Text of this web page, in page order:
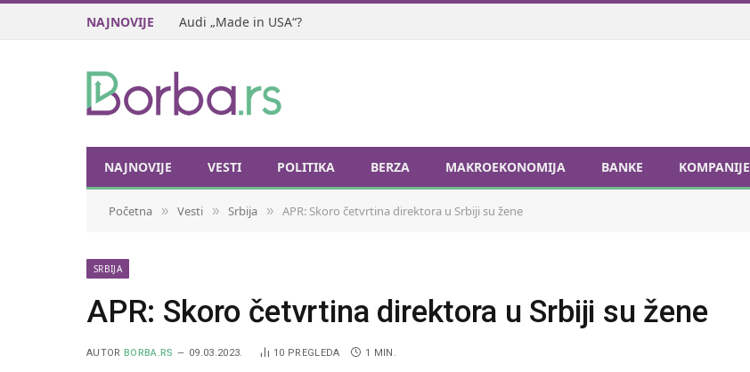
NAJNOVIJE Audi „Made in USA“?
NAJNOVIJE VESTI POLITIKA BERZA MAKROEKONOMIJA BANKE KOMPANIJE
Početna » Vesti » Srbija » APR: Skoro četvrtina direktora u Srbiji su žene
SRBIJA
APR: Skoro četvrtina direktora u Srbiji su žene
AUTOR BORBA.RS 09.03.2023. 10 PREGLEDA 1 MIN.